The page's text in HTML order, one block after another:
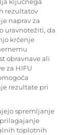
rezultatov
naprav za
uravnotežiti, da
krčenje
obravnave ali
za HIFU
rezultate pri
spremljanje
toplotnih